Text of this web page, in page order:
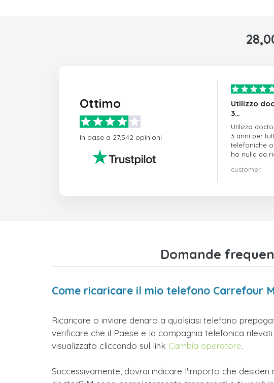
Ottimo
In base a 27,542 opinioni
Utilizzo
3…
Utilizzo
3 anni per
telefoniche
ho nulla da
customer
Domande
Come ricaricare il mio telefono Carrefour
Ricaricare o inviare denaro a qualsiasi telefono
verificare che il Paese e la compagnia telefonica
visualizzato cliccando sul link Cambia operatore.
Successivamente, dovrai indicare l'importo che